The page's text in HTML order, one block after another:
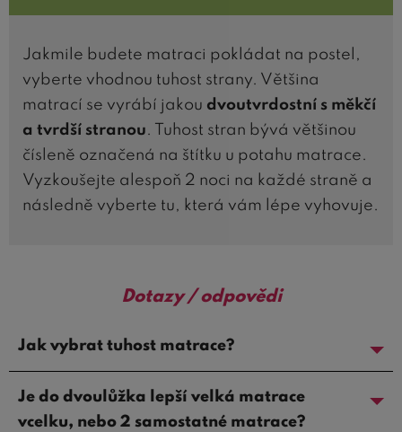
Jakmile budete matraci pokládat na postel,
vyberte vhodnou tuhost strany. Většina
matrací se vyrábí jakou dvoutvrdostní s měkčí
a tvrdší stranou. Tuhost stran bývá většinou
čísleně označená na štítku u potahu matrace.
Vyzkoušejte alespoň 2 noci na každé straně a
následně vyberte tu, která vám lépe vyhovuje.
Dotazy / odpovědi
Jak vybrat tuhost matrace?
Je do dvoulůžka lepší velká matrace
vcelku, nebo 2 samostatné matrace?